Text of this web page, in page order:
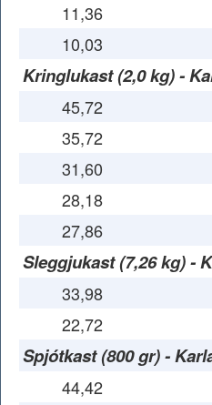
11,36
10,03
Kringlukast (2,0 kg) -
45,72
35,72
31,60
28,18
27,86
Sleggjukast (7,26 kg) -
33,98
22,72
Spjótkast (800 gr) -
44,42